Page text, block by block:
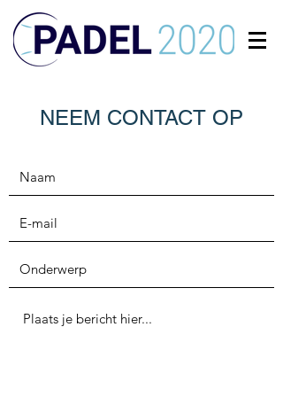
NEEM CONTACT OP